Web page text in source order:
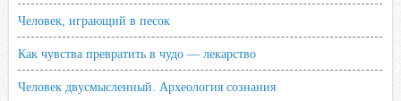
Человек, играющий в песок
Как чувства превратить в чудо — лекарство
Человек двусмысленный. Археология сознания